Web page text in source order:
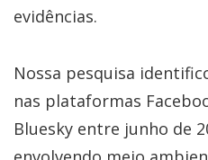
evidências.
Nossa pesquisa
nas plataformas
Bluesky entre junho de